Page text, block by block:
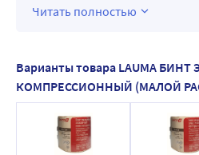
Читать полностью
Варианты товара LAUMA
КОМПРЕССИОННЫЙ (МАЛОЙ